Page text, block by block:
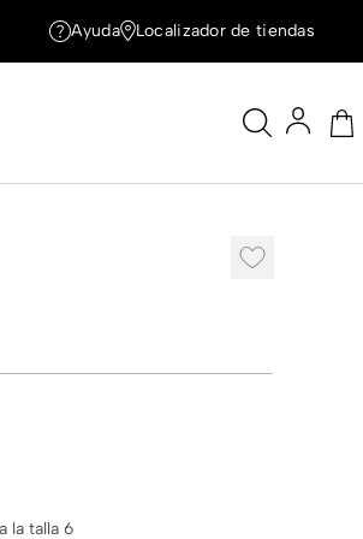
Ayuda Localizador de tiendas
la talla 6